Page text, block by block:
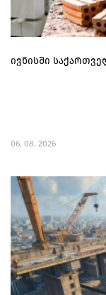
ივნისში
06. 08. 2026